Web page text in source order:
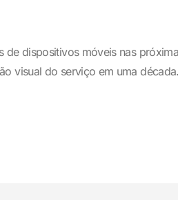
dispositivos móveis nas
visual do serviço em uma década.